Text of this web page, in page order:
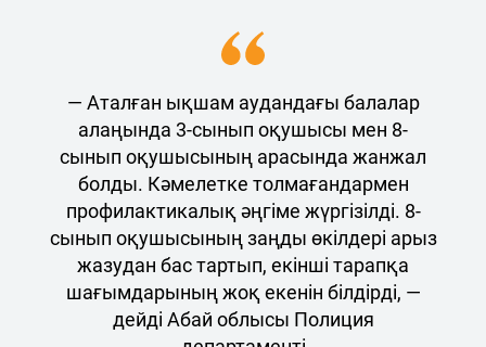
— Аталған ықшам аудандағы балалар
алаңында 3-сынып оқушысы мен 8-
сынып оқушысының арасында жанжал
болды. Кәмелетке толмағандармен
профилактикалық әңгіме жүргізілді. 8-
сынып оқушысының заңды өкілдері арыз
жазудан бас тартып, екінші тарапқа
шағымдарының жоқ екенін білдірді, —
дейді Абай облысы Полиция